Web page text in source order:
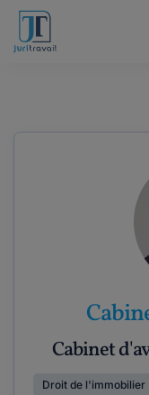
Cabinet
Droit de l'immobilier